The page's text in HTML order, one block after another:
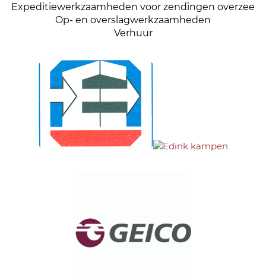
Expeditiewerkzaamheden voor zendingen overzee
Op- en overslagwerkzaamheden
Verhuur